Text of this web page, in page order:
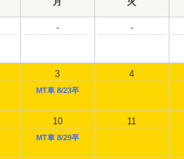
- -
3
MT車 8/23卒
4
10
MT車 8/29卒
11